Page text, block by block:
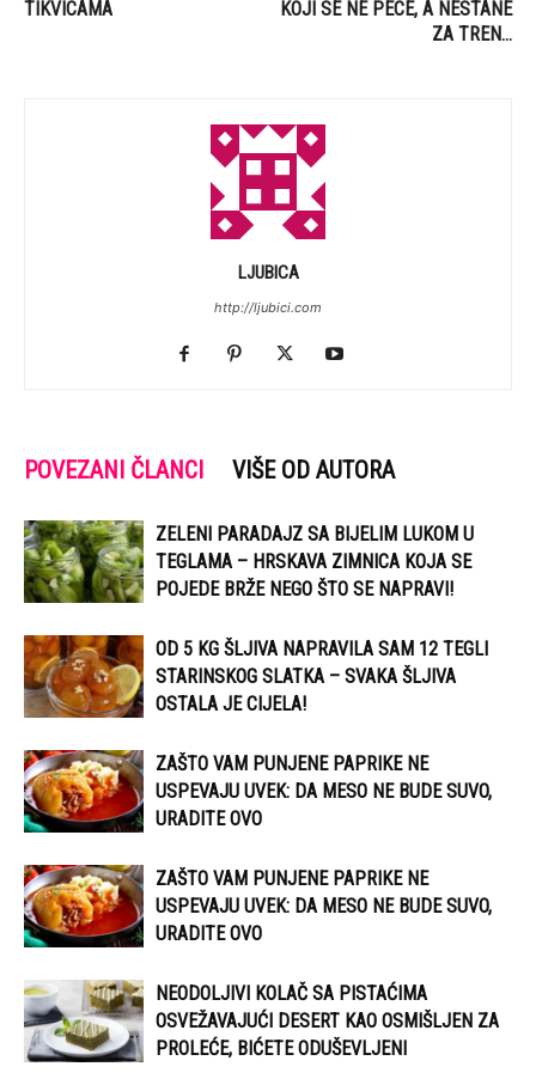
TIKVICAMA
KOJI SE NE PECE, A NESTANE
ZA TREN…
LJUBICA
http://ljubici.com
POVEZANI ČLANCI VIŠE OD AUTORA
ZELENI PARADAJZ SA BIJELIM LUKOM U
TEGLAMA – HRSKAVA ZIMNICA KOJA SE
POJEDE BRŽE NEGO ŠTO SE NAPRAVI!
OD 5 KG ŠLJIVA NAPRAVILA SAM 12 TEGLI
STARINSKOG SLATKA – SVAKA ŠLJIVA
OSTALA JE CIJELA!
ZAŠTO VAM PUNJENE PAPRIKE NE
USPEVAJU UVEK: DA MESO NE BUDE SUVO,
URADITE OVO
ZAŠTO VAM PUNJENE PAPRIKE NE
USPEVAJU UVEK: DA MESO NE BUDE SUVO,
URADITE OVO
NEODOLJIVI KOLAČ SA PISTAĆIMA
OSVEŽAVAJUĆI DESERT KAO OSMIŠLJEN ZA
PROLEĆE, BIĆETE ODUŠEVLJENI